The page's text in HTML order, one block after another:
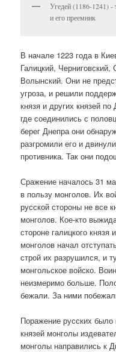
Угедей (1186-1241) -
и его преемник
В начале 1223 года в
Галицкий,
Волынский. Они не
угроза, и решили
князя и других князей
где соединились с
берег Днепра они
разгромили его и
противника. Так они
Сражение началось 31
в пользу монголов. Их
русской стороны не все
монголов. Кое-кто
стороне галицкого
монголов начал
строй их разрушился, и
монгольское войско.
неизмеримо больше.
бежали. За ними
Поражение русских
князей монголы
монголы направились к